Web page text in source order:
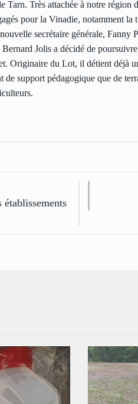
Très attachée à notre région
pour la Vinadie, notamment
secrétaire générale,
Jolis a décidé de
Originaire du Lot, il détient déjà
de support pédagogique que de
établissements